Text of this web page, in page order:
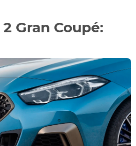
Gran Coupé: